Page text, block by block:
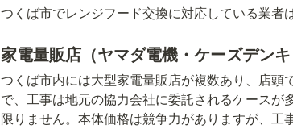
つくば市でレンジフード交換に対応している業者
家電量販店（ヤマダ電機・ケーズデンキ
つくば市内には大型家電量販店が複数あり、店
で、工事は地元の協力会社に委託されるケース
限りません。本体価格は競争力がありますが、工